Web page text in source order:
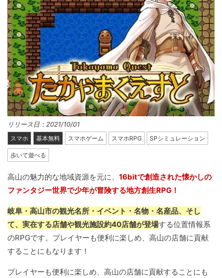
リリース日：2021/10/01
スマホ 基本無料 スマホゲーム スマホRPG SPシミュレーション
歩いて遊べる
高山の魅力的な地域資源を元に、 16bitで創造された懐かしの
ファンタジー世界で少年が冒険する地方創生RPG！
岐阜・高山市の観光名所・イベント・名物・名産品、そし
て、実在する店舗や観光施設約40店舗が登場する位置情報系
のRPGです。プレイヤーも便利に楽しめ、高山の店舗に貢献
することにもなります！
プレイヤーも便利に楽しめ、高山の店舗に貢献することにも